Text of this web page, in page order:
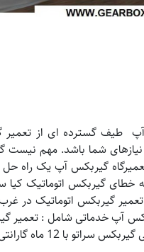
گسترده ای از تعمیر
شما باشد. مهم نیست
گیربکس آپ یک راه
گیربکس اتوماتیک کیا
گیربکس اتوماتیک در
آپ خدماتی شامل : تعمیر
گارانتی ارائه میدهیم.